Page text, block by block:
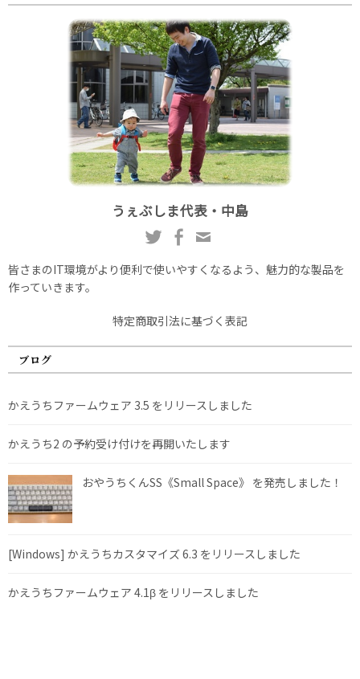
うぇぶしま代表・中島
皆さまのIT環境がより便利で使いやすくなるよう、魅力的な製品を
作っていきます。
特定商取引法に基づく表記
ブログ
かえうちファームウェア 3.5 をリリースしました
かえうち2 の予約受け付けを再開いたします
おやうちくんSS《Small Space》 を発売しました！
[Windows] かえうちカスタマイズ 6.3 をリリースしました
かえうちファームウェア 4.1β をリリースしました